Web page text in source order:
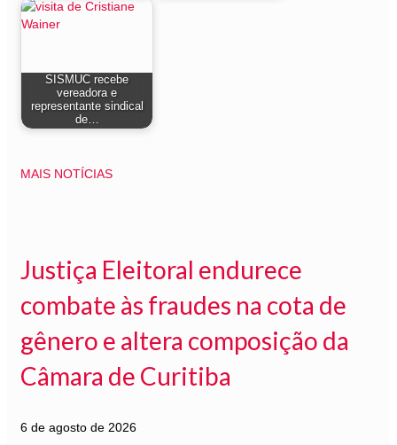
SISMUC recebe
vereadora e
representante sindical
de…
MAIS NOTÍCIAS
Justiça Eleitoral endurece
combate às fraudes na cota de
gênero e altera composição da
Câmara de Curitiba
6 de agosto de 2026